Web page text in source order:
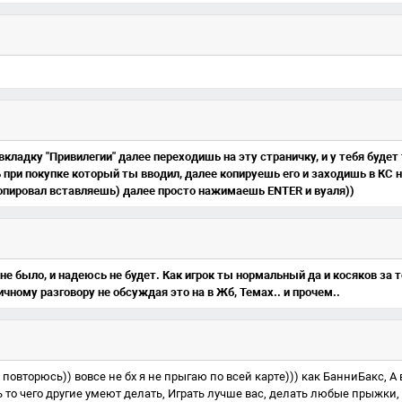
"Привилегии" далее переходишь на эту страничку, и у тебя
покупке который ты вводил, далее копируешь его и заходишь в
вставляешь) далее просто нажимаешь ENTER и вуаля))
было, и надеюсь не будет. Как игрок ты нормальный да и косяков за
разговору не обсуждая это на в Жб, Темах.. и прочем..
вовсе не бх я не прыгаю по всей карте))) как БанниБакс,
то чего другие умеют делать, Играть лучше вас, делать любые